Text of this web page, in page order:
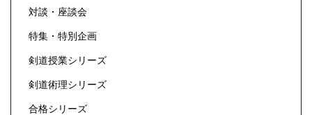
対談・座談会
特集・特別企画
剣道授業シリーズ
剣道術理シリーズ
合格シリーズ